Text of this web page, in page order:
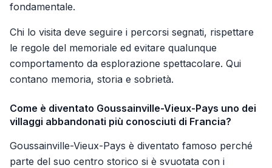
fondamentale.
Chi lo visita deve seguire i percorsi segnati, rispettare
le regole del memoriale ed evitare qualunque
comportamento da esplorazione spettacolare. Qui
contano memoria, storia e sobrietà.
Come è diventato Goussainville-Vieux-Pays uno dei
villaggi abbandonati più conosciuti di Francia?
Goussainville-Vieux-Pays è diventato famoso perché
parte del suo centro storico si è svuotata con i